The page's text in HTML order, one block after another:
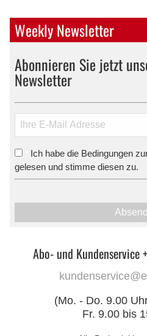
Weekly Newsletter
Abonnieren Sie jetzt
Newsletter
Ich habe die Bedingungen
gelesen und stimme diesen zu.
Abo- und
(Mo. - Do. 9.00
Fr. 9.00 bis